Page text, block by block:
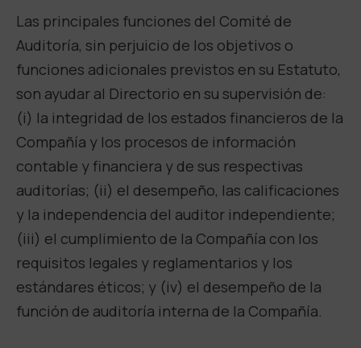
Las principales funciones del Comité de
Auditoría, sin perjuicio de los objetivos o
funciones adicionales previstos en su Estatuto,
son ayudar al Directorio en su supervisión de:
(i) la integridad de los estados financieros de la
Compañía y los procesos de información
contable y financiera y de sus respectivas
auditorías; (ii) el desempeño, las calificaciones
y la independencia del auditor independiente;
(iii) el cumplimiento de la Compañía con los
requisitos legales y reglamentarios y los
estándares éticos; y (iv) el desempeño de la
función de auditoría interna de la Compañía.